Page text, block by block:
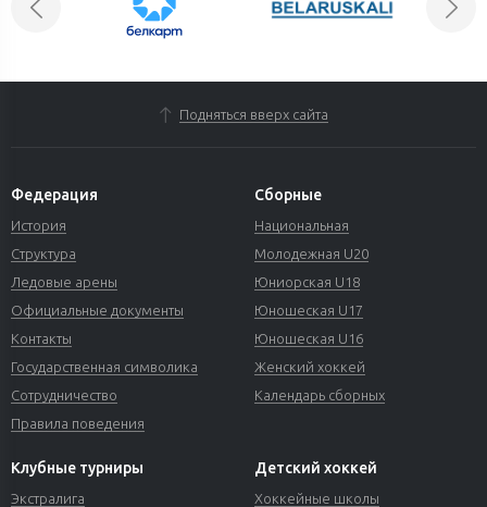
Подняться вверх сайта
Федерация
История
Структура
Ледовые арены
Официальные документы
Контакты
Государственная символика
Сотрудничество
Правила поведения
Сборные
Национальная
Молодежная U20
Юниорская U18
Юношеская U17
Юношеская U16
Женский хоккей
Календарь сборных
Клубные турниры
Экстралига
Детский хоккей
Хоккейные школы